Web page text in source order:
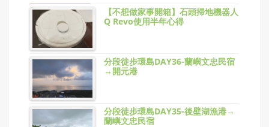
【不想做家事開箱】石頭掃地機器人
Q Revo使用半年心得
分段徒步環島DAY36-蘭嶼文忠民宿
→開元港
分段徒步環島DAY35-後壁湖漁港→
蘭嶼文忠民宿